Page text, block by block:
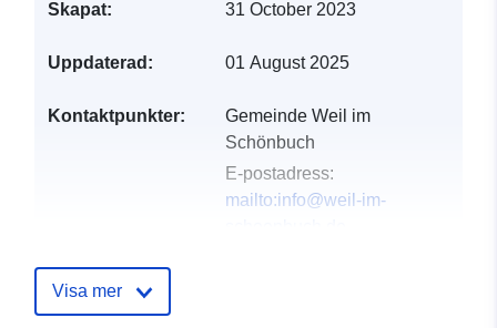
Skapat: 31 October 2023
Uppdaterad: 01 August 2025
Kontaktpunkter:
Gemeinde Weil im
Schönbuch
E-postadress:
mailto:info@weil-im-
Visa mer